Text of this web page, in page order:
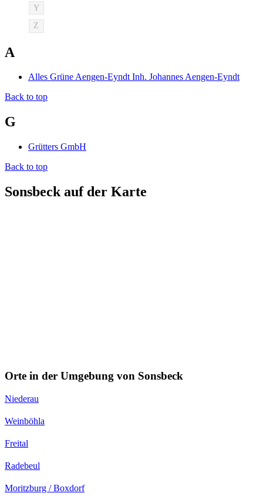
Y
Z
A
Alles Grüne Aengen-Eyndt Inh. Johannes Aengen-Eyndt
Back to top
G
Grütters GmbH
Back to top
Sonsbeck auf der Karte
Orte in der Umgebung von Sonsbeck
Niederau
Weinböhla
Freital
Radebeul
Moritzburg / Boxdorf